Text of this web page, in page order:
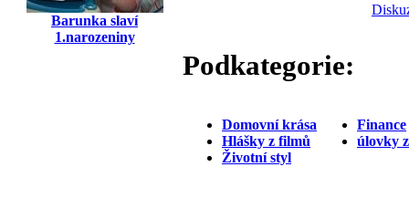
Barunka slaví
1.narozeniny
Podkategorie:
Domovní krása
Hlášky z filmů
Životní styl
Finance
úlovky